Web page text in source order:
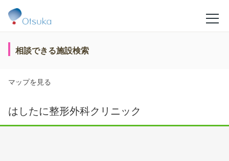
相談できる施設検索
マップを見る
はしたに整形外科クリニック